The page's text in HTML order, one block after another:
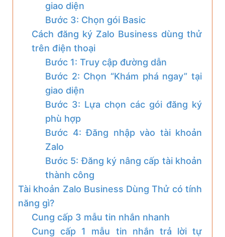
giao diện
Bước 3: Chọn gói Basic
Cách đăng ký Zalo Business dùng thử
trên điện thoại
Bước 1: Truy cập đường dẫn
Bước 2: Chọn “Khám phá ngay” tại
giao diện
Bước 3: Lựa chọn các gói đăng ký
phù hợp
Bước 4: Đăng nhập vào tài khoản
Zalo
Bước 5: Đăng ký nâng cấp tài khoản
thành công
Tài khoản Zalo Business Dùng Thử có tính
năng gì?
Cung cấp 3 mẫu tin nhắn nhanh
Cung cấp 1 mẫu tin nhắn trả lời tự